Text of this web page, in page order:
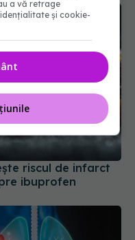
riscul de infarct
ibuprofen
a vă retrage
și cookie-